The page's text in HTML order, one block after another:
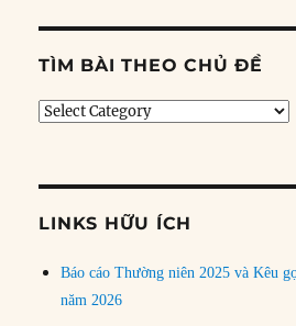
TÌM BÀI THEO CHỦ ĐỀ
Tìm
chủ
LINKS HỮU ÍCH
Báo cáo Thường niên 2025 và Kêu
năm 2026